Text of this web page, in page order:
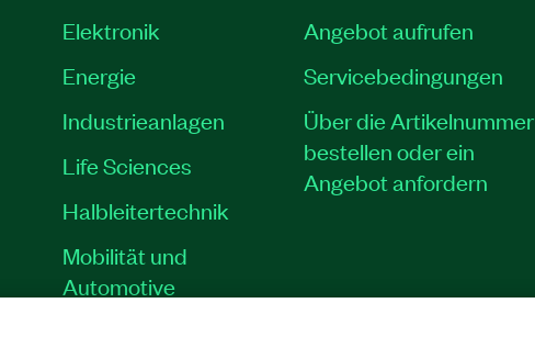
Elektronik
Energie
Industrieanlagen
Life Sciences
Halbleitertechnik
Mobilität und
Automotive
Angebot aufrufen
Servicebedingungen
Über die Artikelnummer
bestellen oder ein
Angebot anfordern